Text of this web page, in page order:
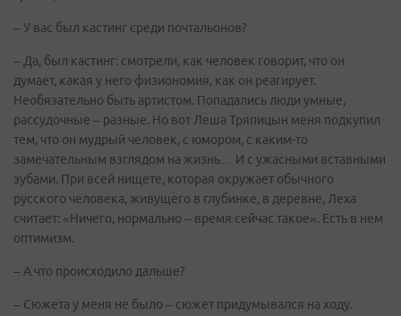
– У вас был кастинг среди почтальонов?
– Да, был кастинг: смотрели, как человек говорит, что он
думает, какая у него физиономия, как он реагирует.
Необязательно быть артистом. Попадались люди умные,
рассудочные – разные. Но вот Леша Тряпицын меня подкупил
тем, что он мудрый человек, с юмором, с каким-то
замечательным взглядом на жизнь… И с ужасными вставными
зубами. При всей нищете, которая окружает обычного
русского человека, живущего в глубинке, в деревне, Леха
считает: «Ничего, нормально – время сейчас такое». Есть в нем
оптимизм.
– А что происходило дальше?
– Сюжета у меня не было – сюжет придумывался на ходу.